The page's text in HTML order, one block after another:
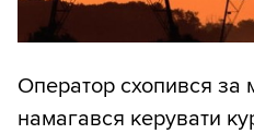
Оператор схопився за
намагався керувати